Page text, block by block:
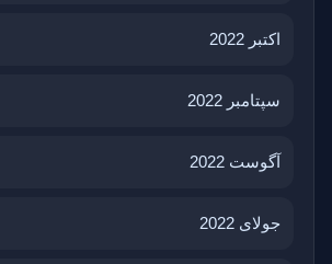
اکتبر 2022
سپتامبر 2022
آگوست 2022
جولای 2022